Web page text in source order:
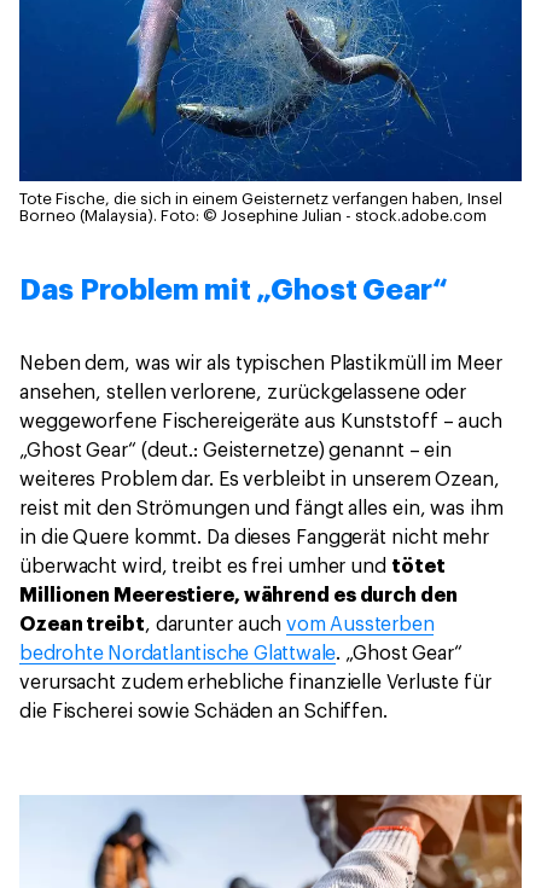
Tote Fische, die sich in einem Geisternetz verfangen haben, Insel
Borneo (Malaysia). Foto: © Josephine Julian - stock.adobe.com
Das Problem mit „Ghost Gear“
Neben dem, was wir als typischen Plastikmüll im Meer
ansehen, stellen verlorene, zurückgelassene oder
weggeworfene Fischereigeräte aus Kunststoff – auch
„Ghost Gear“ (deut.: Geisternetze) genannt – ein
weiteres Problem dar. Es verbleibt in unserem Ozean,
reist mit den Strömungen und fängt alles ein, was ihm
in die Quere kommt. Da dieses Fanggerät nicht mehr
überwacht wird, treibt es frei umher und tötet
Millionen Meerestiere, während es durch den
Ozean treibt, darunter auchvom Aussterben
bedrohte Nordatlantische Glattwale. „Ghost Gear“
verursacht zudem erhebliche finanzielle Verluste für
die Fischerei sowie Schäden an Schiffen.